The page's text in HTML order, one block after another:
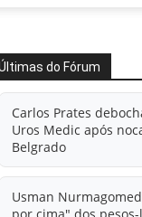
do Fórum
Carlos Prates
Uros Medic após
Belgrado
Usman